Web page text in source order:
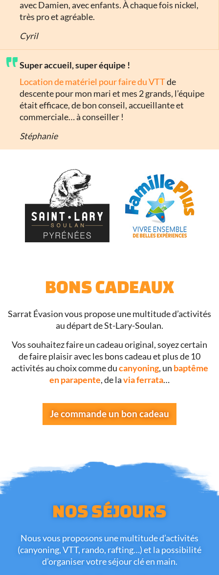
avec Damien, avec enfants. À chaque fois nickel,
très pro et agréable.
Cyril
Super accueil, super équipe !
Location de matériel pour faire du VTTde
descente pour mon mari et mes 2 grands, l’équipe
était efficace, de bon conseil, accueillante et
commerciale… à conseiller !
Stéphanie
BONS CADEAUX
Sarrat Évasion vous propose une multitude d’activités
au départ de St-Lary-Soulan.
Vos souhaitez faire un cadeau original, soyez certain
de faire plaisir avec les bons cadeau et plus de 10
activités au choix comme ducanyoning, un baptême
en parapente, de lavia ferrata…
Je commande un bon cadeau
NOS SÉJOURS
Nous vous proposons une multitude d’activités
(canyoning, VTT, rando, rafting…) et la possibilité
d’organiser votre séjour clé en main.